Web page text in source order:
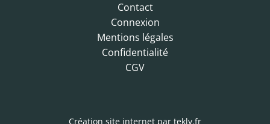
Contact
Connexion
Mentions légales
Confidentialité
CGV
Création site internet par tekly.fr